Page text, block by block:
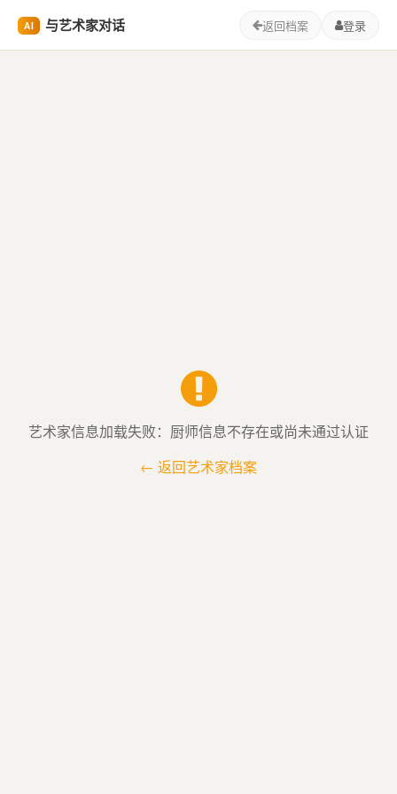
AI 与艺术家对话 返回档案 登录
艺术家信息加载失败：厨师信息不存在或尚未通过认证
← 返回艺术家档案